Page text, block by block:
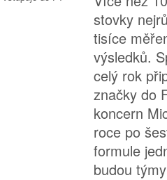
stovky
tisíce
výsledků.
celý rok
značky do
koncern
roce po
formule
budou